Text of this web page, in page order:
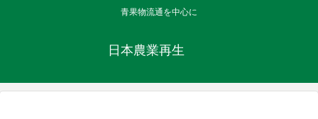
青果物流通を中心に
日本農業再生